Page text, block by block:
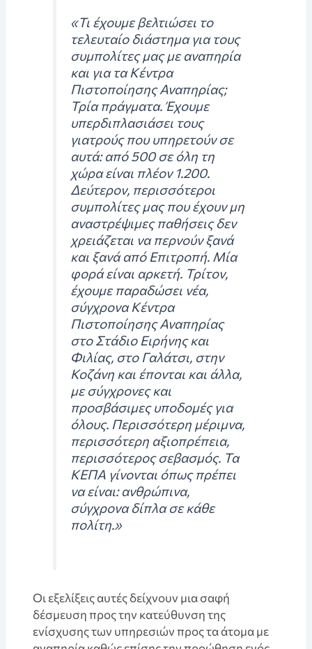
«Τι έχουμε βελτιώσει το
τελευταίο διάστημα για τους
συμπολίτες μας με αναπηρία
και για τα Κέντρα
Πιστοποίησης Αναπηρίας;
Τρία πράγματα. Έχουμε
υπερδιπλασιάσει τους
γιατρούς που υπηρετούν σε
αυτά: από 500 σε όλη τη
χώρα είναι πλέον 1.200.
Δεύτερον, περισσότεροι
συμπολίτες μας που έχουν μη
αναστρέψιμες παθήσεις δεν
χρειάζεται να περνούν ξανά
και ξανά από Επιτροπή. Μία
φορά είναι αρκετή. Τρίτον,
έχουμε παραδώσει νέα,
σύγχρονα Κέντρα
Πιστοποίησης Αναπηρίας
στο Στάδιο Ειρήνης και
Φιλίας, στο Γαλάτσι, στην
Κοζάνη και έπονται και άλλα,
με σύγχρονες και
προσβάσιμες υποδομές για
όλους. Περισσότερη μέριμνα,
περισσότερη αξιοπρέπεια,
περισσότερος σεβασμός. Τα
ΚΕΠΑ γίνονται όπως πρέπει
να είναι: ανθρώπινα,
σύγχρονα δίπλα σε κάθε
πολίτη.»
Οι εξελίξεις αυτές δείχνουν μια σαφή
δέσμευση προς την κατεύθυνση της
ενίσχυσης των υπηρεσιών προς τα άτομα με